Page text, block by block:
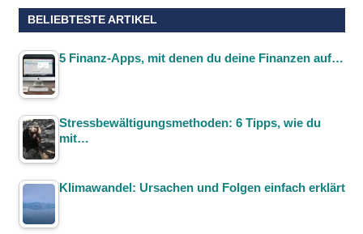
BELIEBTESTE ARTIKEL
5 Finanz-Apps, mit denen du deine Finanzen auf…
Stressbewältigungsmethoden: 6 Tipps, wie du
mit…
Klimawandel: Ursachen und Folgen einfach erklärt